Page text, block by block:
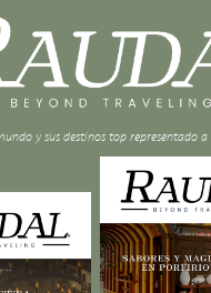
y sus destinos top representado a